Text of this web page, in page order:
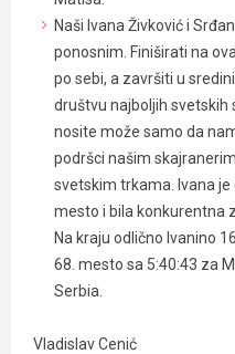
Naši Ivana Živković i
ponosnim. Finiširati na
po sebi, a završiti u
društvu najboljih svetskih
nosite može samo da
podršci našim
svetskim trkama. Ivana
mesto i bila konkurentna
Na kraju odlično Ivanino
68. mesto sa 5:40:43 za
Serbia.
Vladislav Cenić